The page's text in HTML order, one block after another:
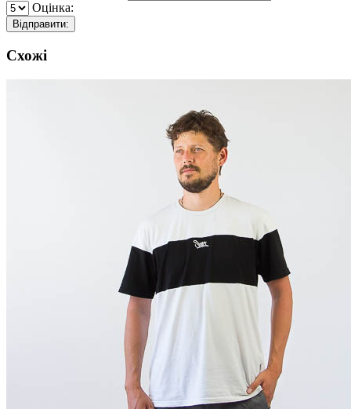
Оцінка:
Відправити:
Схожі